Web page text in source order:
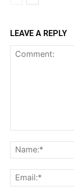
LEAVE A REPLY